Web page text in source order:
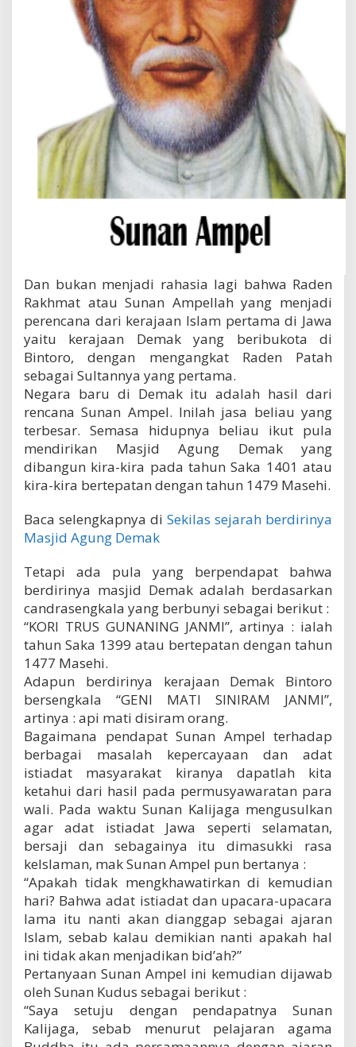
Dan bukan menjadi rahasia lagi bahwa Raden
Rakhmat atau Sunan Ampellah yang menjadi
perencana dari kerajaan Islam pertama di Jawa
yaitu kerajaan Demak yang beribukota di
Bintoro, dengan mengangkat Raden Patah
sebagai Sultannya yang pertama.
Negara baru di Demak itu adalah hasil dari
rencana Sunan Ampel. Inilah jasa beliau yang
terbesar. Semasa hidupnya beliau ikut pula
mendirikan Masjid Agung Demak yang
dibangun kira-kira pada tahun Saka 1401 atau
kira-kira bertepatan dengan tahun 1479 Masehi.
Baca selengkapnya di Sekilas sejarah berdirinya
Masjid Agung Demak
Tetapi ada pula yang berpendapat bahwa
berdirinya masjid Demak adalah berdasarkan
candrasengkala yang berbunyi sebagai berikut :
“KORI TRUS GUNANING JANMI”, artinya : ialah
tahun Saka 1399 atau bertepatan dengan tahun
1477 Masehi.
Adapun berdirinya kerajaan Demak Bintoro
bersengkala “GENI MATI SINIRAM JANMI”,
artinya : api mati disiram orang.
Bagaimana pendapat Sunan Ampel terhadap
berbagai masalah kepercayaan dan adat
istiadat masyarakat kiranya dapatlah kita
ketahui dari hasil pada permusyawaratan para
wali. Pada waktu Sunan Kalijaga mengusulkan
agar adat istiadat Jawa seperti selamatan,
bersaji dan sebagainya itu dimasukki rasa
keIslaman, mak Sunan Ampel pun bertanya :
“Apakah tidak mengkhawatirkan di kemudian
hari? Bahwa adat istiadat dan upacara-upacara
lama itu nanti akan dianggap sebagai ajaran
Islam, sebab kalau demikian nanti apakah hal
ini tidak akan menjadikan bid’ah?”
Pertanyaan Sunan Ampel ini kemudian dijawab
oleh Sunan Kudus sebagai berikut :
“Saya setuju dengan pendapatnya Sunan
Kalijaga, sebab menurut pelajaran agama